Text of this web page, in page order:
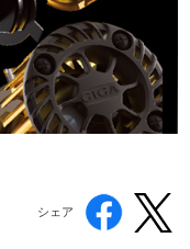
シェア